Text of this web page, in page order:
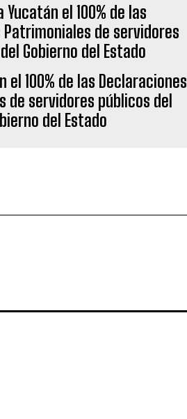
el 100% de las Declaraciones
de servidores públicos del
del Estado